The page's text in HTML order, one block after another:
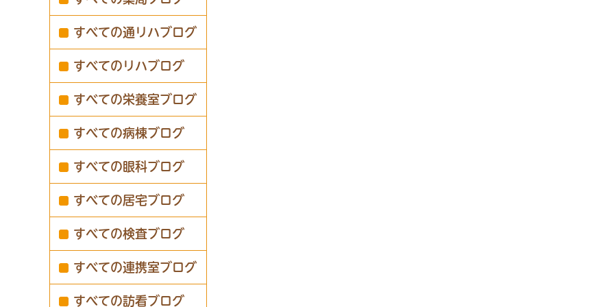
すべての通リハブログ
すべてのリハブログ
すべての栄養室ブログ
すべての病棟ブログ
すべての眼科ブログ
すべての居宅ブログ
すべての検査ブログ
すべての連携室ブログ
すべての訪看ブログ